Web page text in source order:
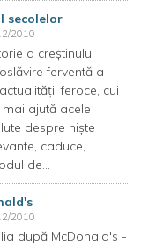
secolelor
2010
creştinului
ferventă a
feroce, cui
ajută acele
despre nişte
caduce,
de...
2010
McDonald's -